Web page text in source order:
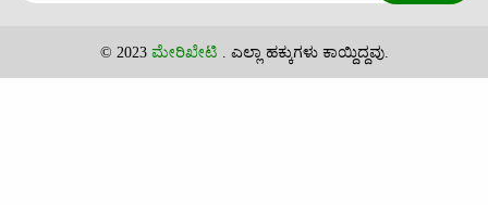
© 2023 ಮೇರಿಖೇಟಿ . ಎಲ್ಲಾ ಹಕ್ಕುಗಳು ಕಾಯ್ದಿದ್ದವು.